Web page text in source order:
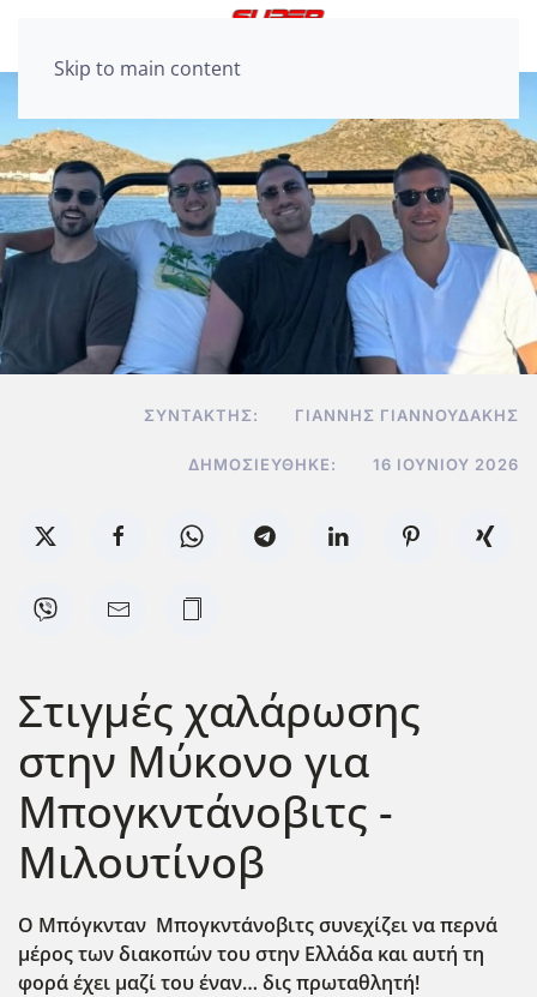
Skip to main content
ΣΥΝΤΆΚΤΗΣ: ΓΙΆΝΝΗΣ ΓΙΑΝΝΟΥΔΆΚΗΣ
ΔΗΜΟΣΙΕΎΘΗΚΕ: 16 ΙΟΥΝΊΟΥ 2026
Στιγμές χαλάρωσης
στην Μύκονο για
Μπογκντάνοβιτς -
Μιλουτίνοβ
Ο Μπόγκνταν Μπογκντάνοβιτς συνεχίζει να περνά
μέρος των διακοπών του στην Ελλάδα και αυτή τη
φορά έχει μαζί του έναν… δις πρωταθλητή!